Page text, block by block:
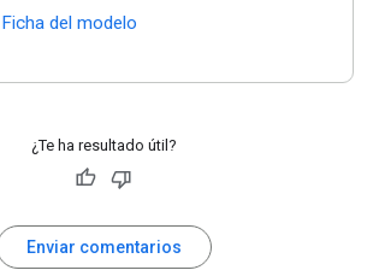
Ficha del modelo
¿Te ha resultado útil?
Enviar comentarios